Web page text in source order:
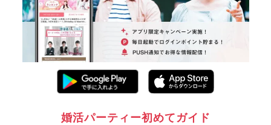
婚活パーティー初めてガイド